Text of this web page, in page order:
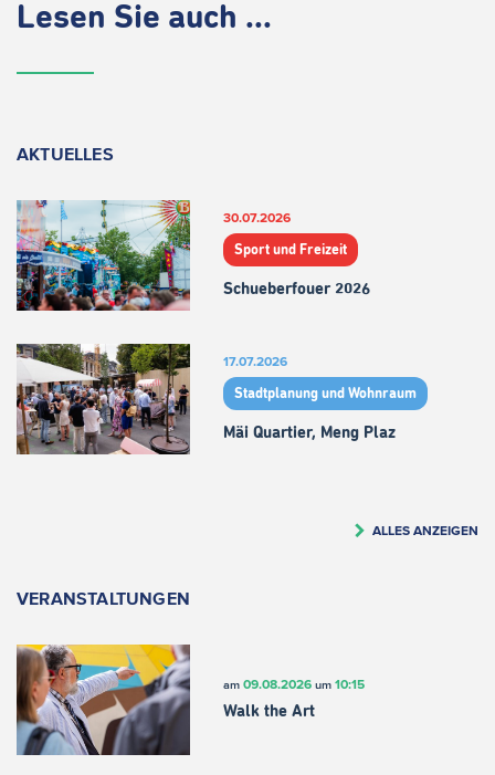
Lesen Sie auch ...
AKTUELLES
30.07.2026
Sport und Freizeit
Schueberfouer 2026
17.07.2026
Stadtplanung und Wohnraum
Mäi Quartier, Meng Plaz
ALLES ANZEIGEN
VERANSTALTUNGEN
am 09.08.2026um 10:15
Walk the Art